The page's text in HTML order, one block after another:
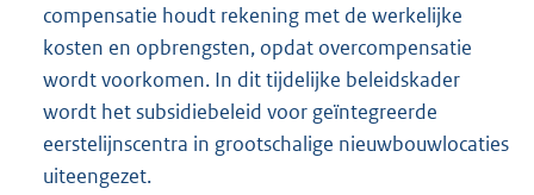
compensatie houdt rekening met de werkelijke
kosten en opbrengsten, opdat overcompensatie
wordt voorkomen. In dit tijdelijke beleidskader
wordt het subsidiebeleid voor geïntegreerde
eerstelijnscentra in grootschalige nieuwbouwlocaties
uiteengezet.